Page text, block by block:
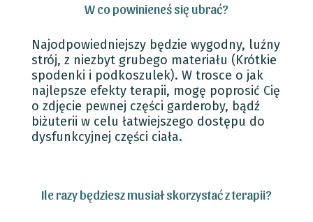
W co powinieneś się ubrać?
Najodpowiedniejszy będzie wygodny, luźny
strój, z niezbyt grubego materiału (Krótkie
spodenki i podkoszulek). W trosce o jak
najlepsze efekty terapii, mogę poprosić Cię
o zdjęcie pewnej części garderoby, bądź
biżuterii w celu łatwiejszego dostępu do
dysfunkcyjnej części ciała.
Ile razy będziesz musiał skorzystać z terapii?